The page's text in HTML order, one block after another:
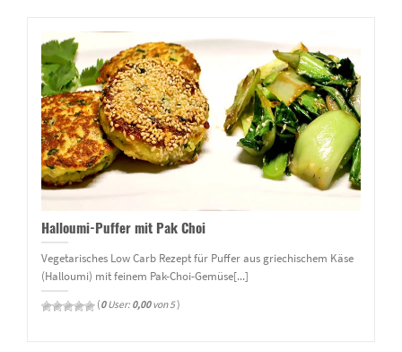
Halloumi-Puffer mit Pak Choi
Vegetarisches Low Carb Rezept für Puffer aus griechischem Käse
(Halloumi) mit feinem Pak-Choi-Gemüse[...]
(0User: 0,00von 5)